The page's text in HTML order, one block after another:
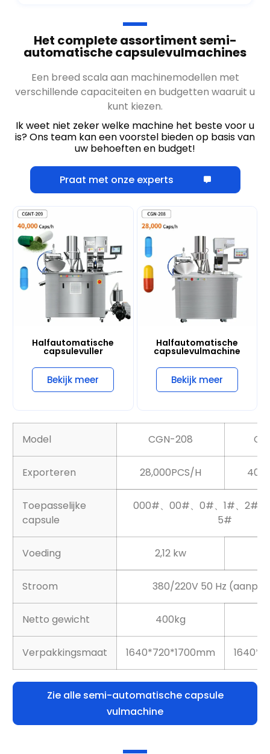
Het complete assortiment semi-
automatische capsulevulmachines
Een breed scala aan machinemodellen met
verschillende capaciteiten en budgetten waaruit u
kunt kiezen.
Ik weet niet zeker welke machine het beste voor u
is? Ons team kan een voorstel bieden op basis van
uw behoeften en budget!
Praat met onze experts
Halfautomatische
capsulevuller
Bekijk meer
Halfautomatische
capsulevulmachine
Bekijk meer
Model CGN-208
Exporteren 28,000PCS/H
Toepasselijke
capsule
000#、00#、0#、1#、2#
5#
Voeding 2,12 kw
Stroom 380/220V 50 Hz
Netto gewicht 400kg
Verpakkingsmaat 1640*720*1700mm
Zie alle semi-automatische capsule
vulmachine